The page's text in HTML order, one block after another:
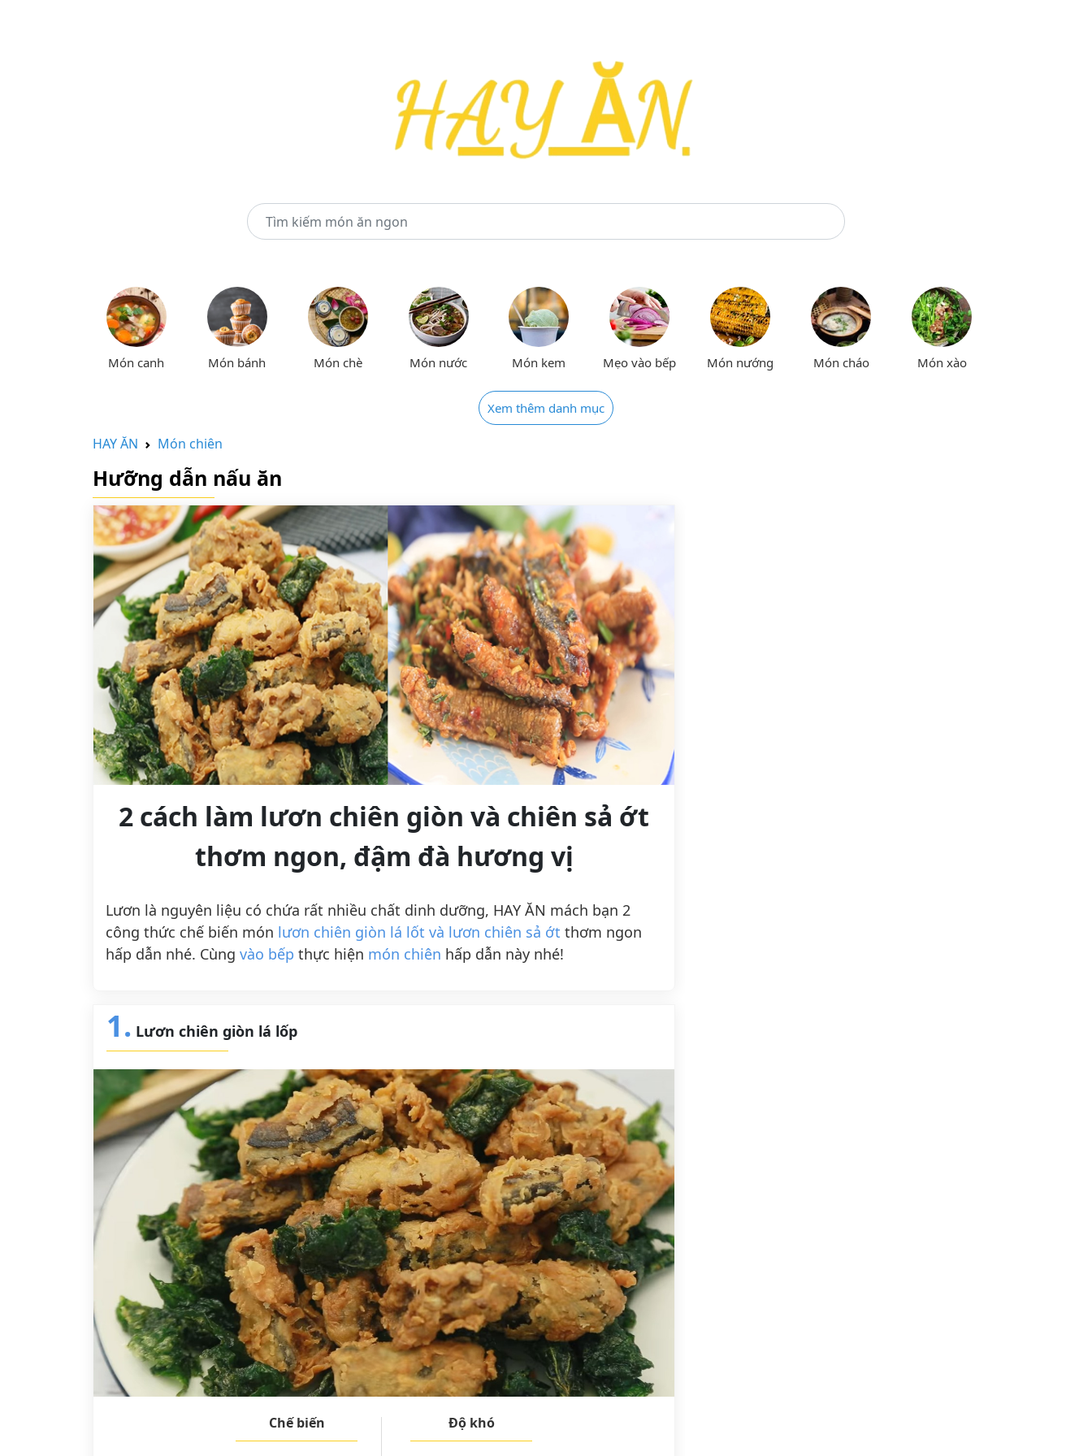
Món canh Món bánh Món chè Món nước Món kem Mẹo vào bếp Món nướng Món cháo Món xào
Xem thêm danh mục
HAY ĂN Món chiên
Hưỡng dẫn nấu ăn
2 cách làm lươn chiên giòn và chiên sả ớt
thơm ngon, đậm đà hương vị
Lươn là nguyên liệu có chứa rất nhiều chất dinh dưỡng, HAY ĂN mách bạn 2
công thức chế biến món lươn chiên giòn lá lốt và lươn chiên sả ớt thơm ngon
hấp dẫn nhé. Cùng vào bếp thực hiện món chiên hấp dẫn này nhé!
1. Lươn chiên giòn lá lốp
Chế biến Độ khó